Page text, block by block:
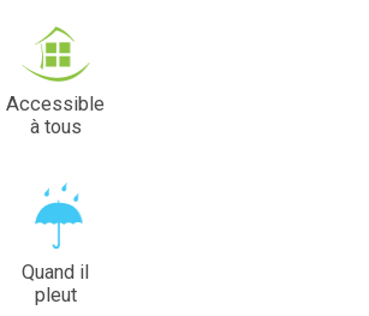
Accessible
à tous
Quand il
pleut